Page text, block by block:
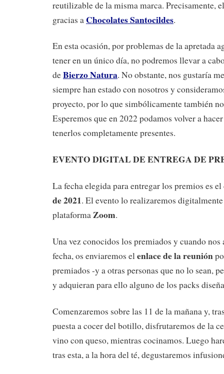
reutilizable de la misma marca. Precisamente,
gracias a Chocolates Santocildes.
En esta ocasión, por problemas de la apretada
tener en un único día, no podremos llevar a
deBierzo Natura. No obstante, nos gustaría
siempre han estado con nosotros y
proyecto, por lo que simbólicamente también
Esperemos que en 2022 podamos volver a
tenerlos completamente presentes.
EVENTO DIGITAL DE ENTREGA DE
La fecha elegida para entregar los premios es el
de 2021. El evento lo realizaremos digitalmente
plataformaZoom.
Una vez conocidos los premiados y cuando
fecha, os enviaremos elenlace de la reunión
premiados -y a otras personas que no lo sean,
y adquieran para ello alguno de los packs
Comenzaremos sobre las 11 de la mañana y,
puesta a cocer del botillo, disfrutaremos de la
vino con queso, mientras cocinamos. Luego
tras esta, a la hora del té, degustaremos